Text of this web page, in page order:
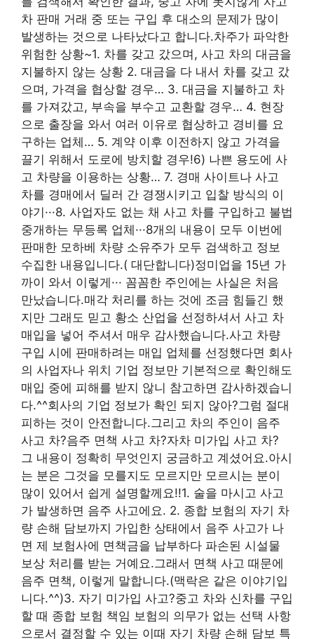
차 판매 거래 중 또는 구입 후 대소의 문제가 많이
발생하는 것으로 나타났다고 합니다.차주가 파악한
위험한 상황~1. 차를 갖고 갔으며, 사고 차의 대금을
지불하지 않는 상황 2. 대금을 다 내서 차를 갖고 갔
으며, 가격을 협상할 경우… 3. 대금을 지불하고 차
를 가져갔고, 부속을 부수고 교환할 경우… 4. 현장
으로 출장을 와서 여러 이유로 협상하고 경비를 요
구하는 업체… 5. 계약 이후 이전하지 않고 가격을
끌기 위해서 도로에 방치할 경우!6) 나쁜 용도에 사
고 차량을 이용하는 상황… 7. 경매 사이트나 사고
차를 경매에서 딜러 간 경쟁시키고 입찰 방식의 이
야기···8. 사업자도 없는 채 사고 차를 구입하고 불법
중개하는 무등록 업체···8개의 내용이 모두 이번에
판매한 모하베 차량 소유주가 모두 검색하고 정보
수집한 내용입니다.( 대단합니다)정미업을 15년 가
까이 와서 이렇게··· 꼼꼼한 주인에는 사실은 처음
만났습니다.매각 처리를 하는 것에 조금 힘들긴 했
지만 그래도 믿고 황소 산업을 선정하셔서 사고 차
매입을 넣어 주셔서 매우 감사했습니다.사고 차량
구입 시에 판매하려는 매입 업체를 선정했다면 회사
의 사업자나 위치 기업 정보만 기본적으로 확인해도
매입 중에 피해를 받지 않니 참고하면 감사하겠습니
다.^^회사의 기업 정보가 확인 되지 않아?그럼 절대
피하는 것이 안전합니다.그리고 차의 주인이 음주
사고 차?음주 면책 사고 차?자차 미가입 사고 차?
그 내용이 정확히 무엇인지 궁금하고 계셨어요.아시
는 분은 그것을 모를지도 모르지만 모르시는 분이
많이 있어서 쉽게 설명할께요!!1. 술을 마시고 사고
가 발생하면 음주 사고에요. 2. 종합 보험의 자기 차
량 손해 담보까지 가입한 상태에서 음주 사고가 나
면 제 보험사에 면책금을 납부하다 파손된 시설물
보상 처리를 받는 거예요.그래서 면책 사고 때문에
음주 면책, 이렇게 말합니다.(맥락은 같은 이야기입
니다.^^)3. 자기 미가입 사고?중고 차와 신차를 구입
할 때 종합 보험 책임 보험의 의무가 없는 선택 사항
으로서 결정할 수 있는 이때 자기 차량 손해 담보 특